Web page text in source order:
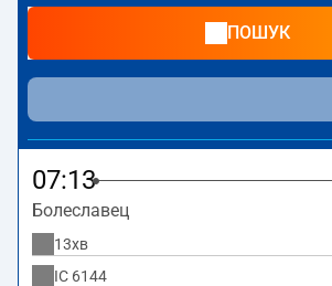
потягом триває00:12 . На
курсують також інші потяги:
нижчу ціну квитка і зазвичай
Потяг завершує маршрут на станції
ПОШУК
07:13
Болеславец
13хв
IC 6144